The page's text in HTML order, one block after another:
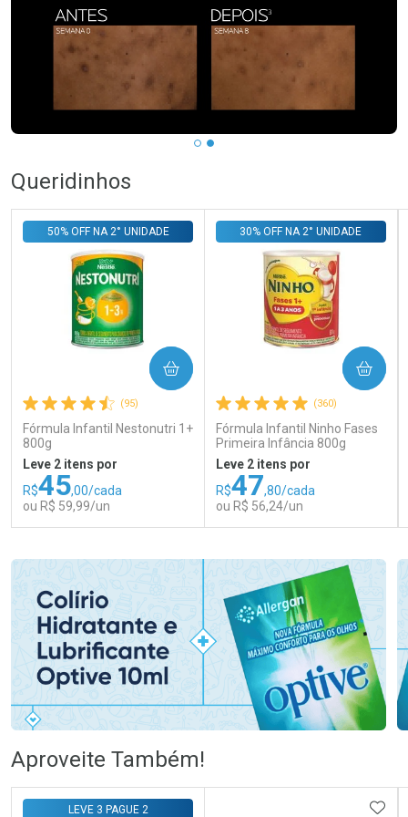
Queridinhos
(95)
Fórmula Infantil Nestonutri 1+
800g
50% OFF NA 2° UNIDADE
Leve 2 itens por
R$45,00/cada
ou R$ 59,99/un
COMPRAR
Comprar sem Desconto
Comprar sem Desconto
(360)
Fórmula Infantil Ninho Fases
Primeira Infância 800g
30% OFF NA 2° UNIDADE
Leve 2 itens por
R$47,80/cada
ou R$ 56,24/un
COMPRAR
Laboratório
Comprar sem Desconto
Por Menos
Comprar sem Desconto
Aproveite Também!
LEVE 3 PAGUE 2